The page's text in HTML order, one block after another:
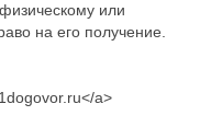
или
на его получение.
a>